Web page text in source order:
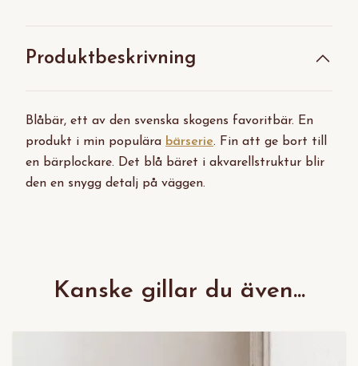
Produktbeskrivning
Blåbär, ett av den svenska skogens favoritbär. En
produkt i min populära bärserie. Fin att ge bort till
en bärplockare. Det blå bäret i akvarellstruktur blir
den en snygg detalj på väggen.
Kanske gillar du även...